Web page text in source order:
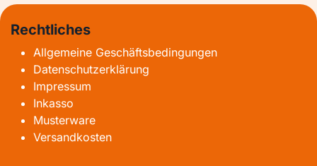
Rechtliches
Allgemeine Geschäftsbedingungen
Datenschutzerklärung
Impressum
Inkasso
Musterware
Versandkosten